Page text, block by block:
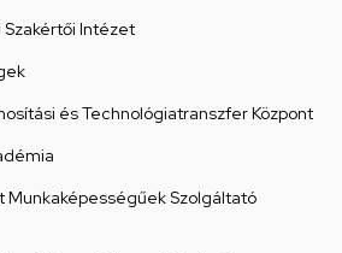
Szakértői Intézet
és Technológiatranszfer Központ
Munkaképességűek Szolgáltató